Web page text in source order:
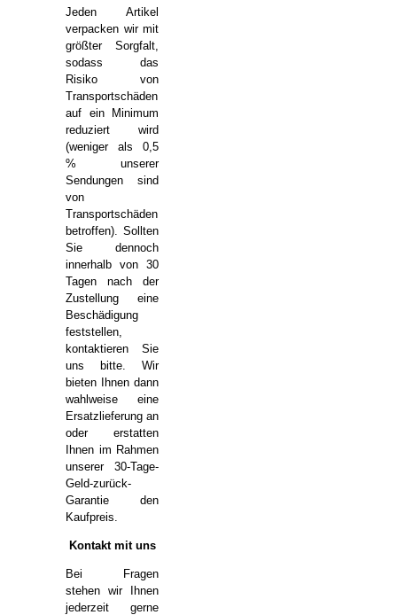
Jeden Artikel
verpacken wir mit
größter Sorgfalt,
sodass das
Risiko von
Transportschäden
auf ein Minimum
reduziert wird
(weniger als 0,5
% unserer
Sendungen sind
von
Transportschäden
betroffen). Sollten
Sie dennoch
innerhalb von 30
Tagen nach der
Zustellung eine
Beschädigung
feststellen,
kontaktieren Sie
uns bitte. Wir
bieten Ihnen dann
wahlweise eine
Ersatzlieferung an
oder erstatten
Ihnen im Rahmen
unserer 30-Tage-
Geld-zurück-
Garantie den
Kaufpreis.
Kontakt mit uns
Bei Fragen
stehen wir Ihnen
jederzeit gerne